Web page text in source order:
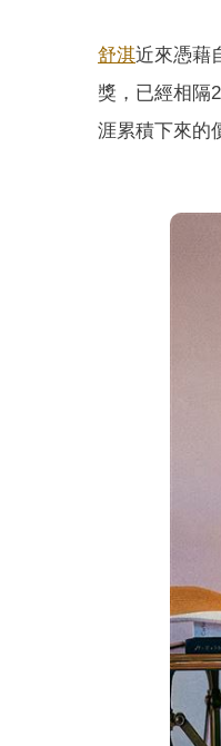
舒淇近來憑藉
獎，已經相隔
涯累積下來的